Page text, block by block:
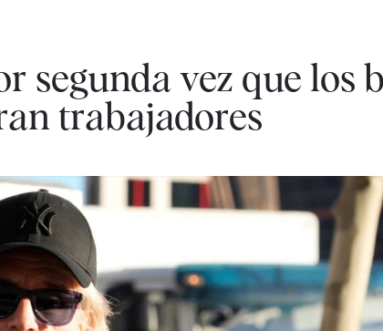
segunda vez que los
trabajadores